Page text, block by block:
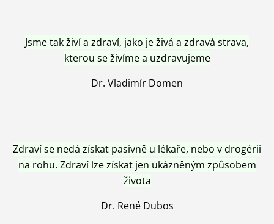
Jsme tak živí a zdraví, jako je živá a zdravá strava,
kterou se živíme a uzdravujeme
Dr. Vladimír Domen
Zdraví se nedá získat pasivně u lékaře, nebo v drogérii
na rohu. Zdraví lze získat jen ukázněným způsobem
života
Dr. René Dubos